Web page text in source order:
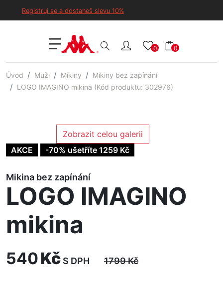
Registruj se a dostaneš slevu 10%
0 0
Úvod Muži Mikiny
Mikiny bez zapínání
LOGO IMAGINO mikina (Kód produktu: 302976)
Zobrazit celou galerii
AKCE
-70% ušetříte 1259 Kč
Mikina bez zapínání
LOGO IMAGINO
mikina
540Kč S DPH 1799Kč